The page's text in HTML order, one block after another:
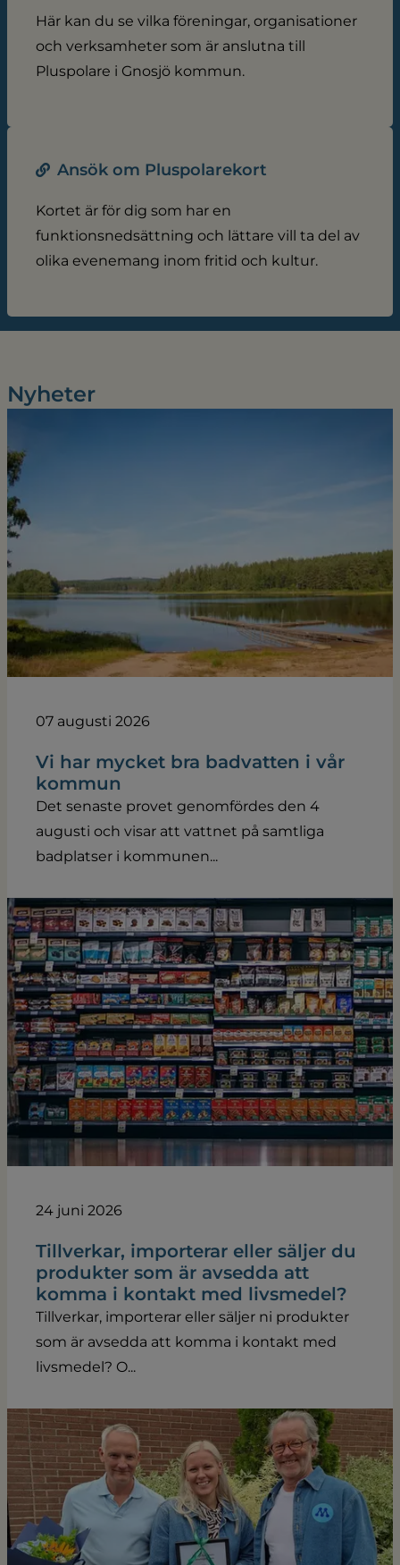
Här kan du se vilka föreningar, organisationer
och verksamheter som är anslutna till
Pluspolare i Gnosjö kommun.
Ansök om Pluspolarekort
Kortet är för dig som har en
funktionsnedsättning och lättare vill ta del av
olika evenemang inom fritid och kultur.
Nyheter
07 augusti 2026
Vi har mycket bra badvatten i vår
kommun
Det senaste provet genomfördes den 4
augusti och visar att vattnet på samtliga
badplatser i kommunen...
24 juni 2026
Tillverkar, importerar eller säljer du
produkter som är avsedda att
komma i kontakt med livsmedel?
Tillverkar, importerar eller säljer ni produkter
som är avsedda att komma i kontakt med
livsmedel? O...